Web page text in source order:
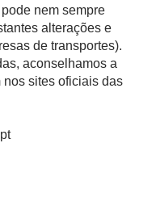
nem sempre
alterações e
de transportes).
aconselhamos a
sites oficiais das